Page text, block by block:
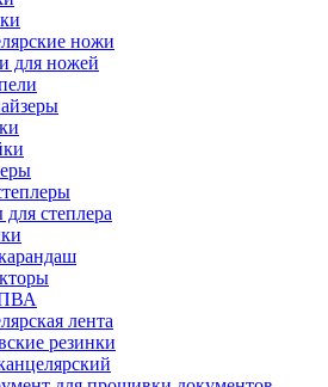
ножи
для ножей
степлера
лента
резинки